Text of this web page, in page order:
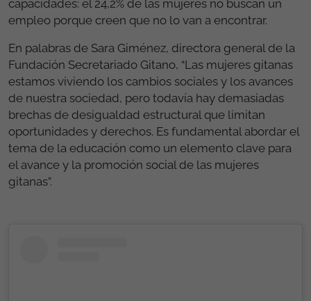
general.
un factor importante que condiciona esta menor
presencia en el mercado laboral es la existencia de
discriminación en el ámbito del empleo: el 42% de
mujeres gitanas afirma haberse sentido discriminadas
en las entrevistas de trabajo. Además, encontramos
unas muy bajas expectativas de sus propias
capacidades: el 24,2% de las mujeres no buscan un
empleo porque creen que no lo van a encontrar.